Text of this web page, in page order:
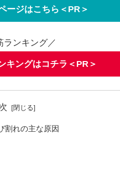
ージはこちら＜PR＞
ランキング／
キングはコチラ＜PR＞
割れの主な原因